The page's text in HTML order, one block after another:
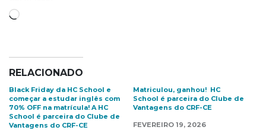
Carregando...
RELACIONADO
Black Friday da HC School e
começar a estudar inglês com
70% OFF na matrícula! A HC
School é parceira do Clube de
Vantagens do CRF-CE
Matriculou, ganhou! HC
School é parceira do Clube de
Vantagens do CRF-CE
FEVEREIRO 19, 2026